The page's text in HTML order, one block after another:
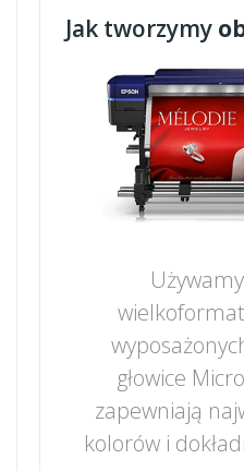
Jak tworzymy
głowice
zapewniają
kolorów i